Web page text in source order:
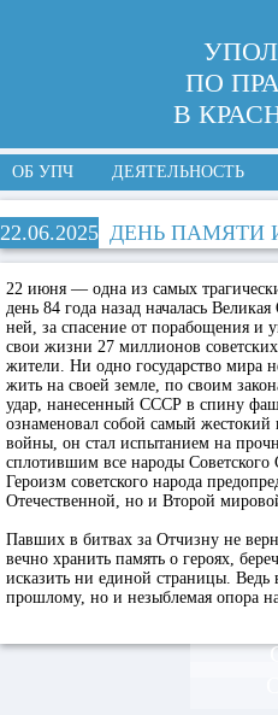
ПО
В
ОБ УПЧ ДЕЯТЕЛЬНОСТЬ
22.06.2025 ДЕНЬ ПАМЯТИ
22 июня — одна из самых
день 84 года назад началась
ней, за спасение от порабощения и
свои жизни 27 миллионов
жители. Ни одно государство мира
жить на своей земле, по своим
удар, нанесенный СССР в спину
ознаменовал собой самый
войны, он стал испытанием на
сплотившим все народы Советского
Героизм советского народа
Отечественной, но и Второй
Павших в битвах за Отчизну не
вечно хранить память о героях,
исказить ни единой страницы. Ведь
прошлому, но и незыблемая опора